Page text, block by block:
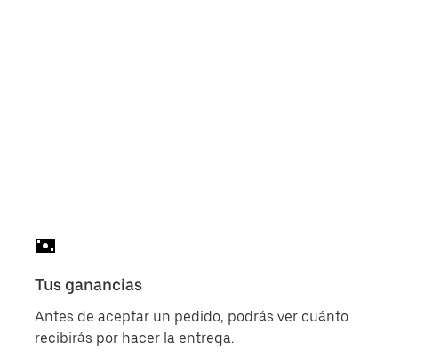
Tus ganancias
Antes de aceptar un pedido, podrás ver cuánto
recibirás por hacer la entrega.